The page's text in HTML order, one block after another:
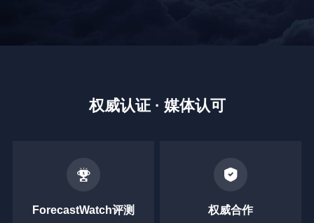
权威认证 · 媒体认可
ForecastWatch评测 权威合作